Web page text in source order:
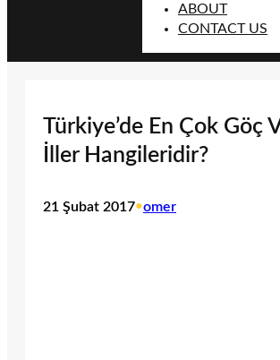
ABOUT
CONTACT US
Türkiye’de En Çok Göç
İller Hangileridir?
21 Şubat 2017•omer